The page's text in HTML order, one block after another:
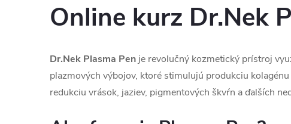
Online kurz Dr.Nek
Dr.Nek Plasma Pen je revolučný kozmetický prístroj
plazmových výbojov, ktoré stimulujú produkciu
redukciu vrások, jaziev, pigmentových škvŕn a ďalších